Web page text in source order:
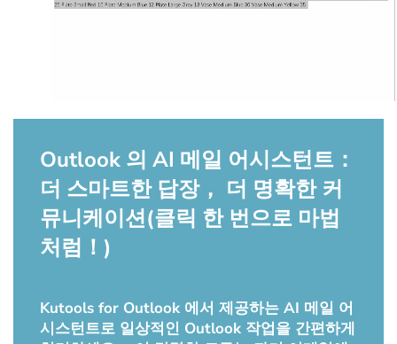
Outlook 의 AI 메일 어시스턴트：
더 스마트한 답장， 더 명확한 커
뮤니케이션(클릭 한 번으로 마법
처럼！)
Kutools for Outlook 에서 제공하는 AI 메일 어
시스턴트로 일상적인 Outlook 작업을 간편하게